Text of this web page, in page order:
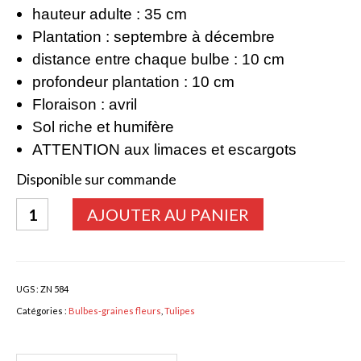
Bulbes Automne
Narcisses
Tulipes
Jacinthes
Divers bulbes
Callas – arum
hauteur adulte : 35 cm
Plantation : septembre à décembre
distance entre chaque bulbe : 10 cm
profondeur plantation : 10 cm
Floraison : avril
Sol riche et humifère
ATTENTION aux limaces et escargots
Disponible sur commande
quantité
de
AJOUTER AU PANIER
UGS : ZN 584
Catégories : Bulbes-graines fleurs Tulipes